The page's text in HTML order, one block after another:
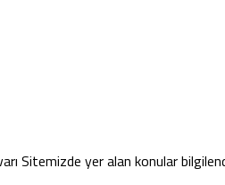
Sitemizde yer alan konular